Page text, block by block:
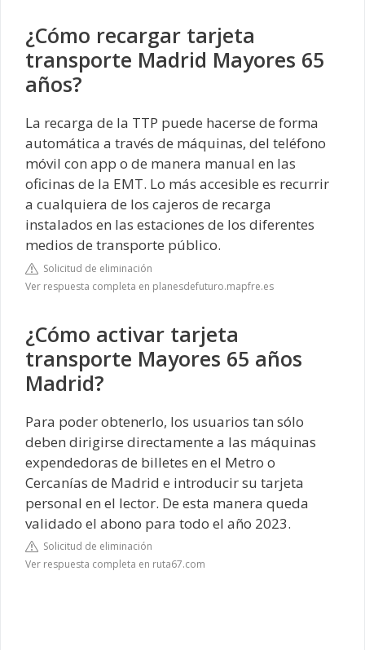
¿Cómo recargar tarjeta
transporte Madrid Mayores 65
años?
La recarga de la TTP puede hacerse de forma
automática a través de máquinas, del teléfono
móvil con app o de manera manual en las
oficinas de la EMT. Lo más accesible es recurrir
a cualquiera de los cajeros de recarga
instalados en las estaciones de los diferentes
medios de transporte público.
Solicitud de eliminación
Ver respuesta completa en planesdefuturo.mapfre.es
¿Cómo activar tarjeta
transporte Mayores 65 años
Madrid?
Para poder obtenerlo, los usuarios tan sólo
deben dirigirse directamente a las máquinas
expendedoras de billetes en el Metro o
Cercanías de Madrid e introducir su tarjeta
personal en el lector. De esta manera queda
validado el abono para todo el año 2023.
Solicitud de eliminación
Ver respuesta completa en ruta67.com